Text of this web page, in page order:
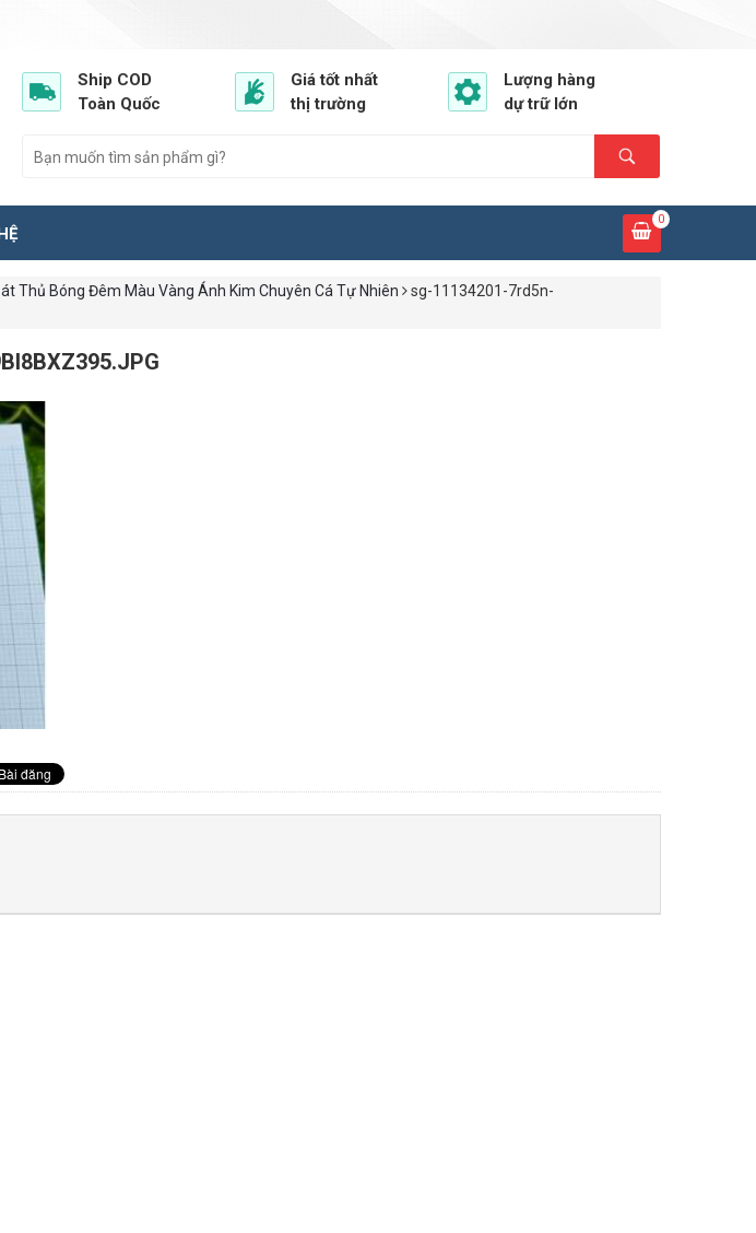
Ship COD
Toàn Quốc
Giá tốt nhất
thị trường
Lượng hàng
dự trữ lớn
0
Thủ Bóng Đêm Màu Vàng Ánh Kim Chuyên Cá Tự Nhiên
sg-11134201-7rd5n-